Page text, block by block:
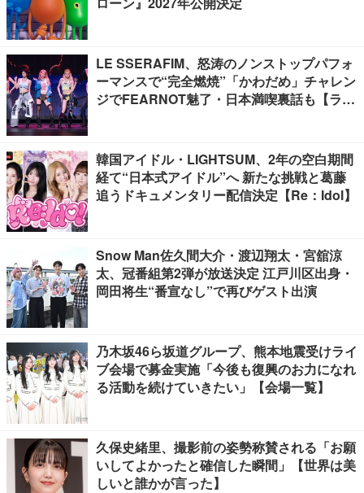
LE SSERAFIM、怒涛のノンストップパフォ
ーマンスで“完全燃焼”「かわだめ」チャレン
ジでFEARNOT魅了・日本満喫裏話も【ライ
韓国アイドル・LIGHTSUM、2年の空白期間
経て“日本式アイドル”へ 新たな挑戦と葛藤
追うドキュメンタリー配信決定【Re：Idol】
Snow Man佐久間大介・渡辺翔太・宮舘涼
太、冠番組第2弾が放送決定 江戸川区出身・
岡田将生“番宣なし”で再びゲスト出演
乃木坂46ら坂道グループ、熊本地震受けライ
ブ会場で募金実施「今後も復興のお力になれ
る活動を続けていきたい」【会場一覧】
久保史緒里、撮影前の姿勢称賛される「お願
いしてよかったと確信した瞬間」【世界は美
しいと誰かが言った】